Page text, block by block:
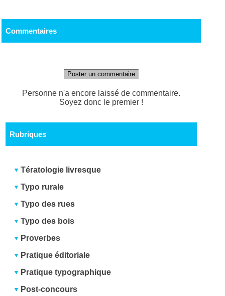
Commentaires
Poster un commentaire
Personne n'a encore laissé de commentaire.
Soyez donc le premier !
Rubriques
Tératologie livresque
Typo rurale
Typo des rues
Typo des bois
Proverbes
Pratique éditoriale
Pratique typographique
Post-concours